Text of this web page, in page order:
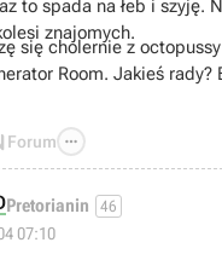
to spada na łeb i szyję.
znajomych.
się cholernie z
Room. Jakieś rady?
Forum 
Pretorianin 46
07:10